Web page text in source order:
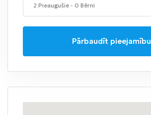
2 Pieaugušie - 0 Bērni
Pārbaudīt pieejamību